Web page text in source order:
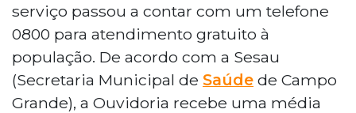
serviço passou a contar com um telefone
0800 para atendimento gratuito à
população. De acordo com a Sesau
(Secretaria Municipal de Saúde de Campo
Grande), a Ouvidoria recebe uma média